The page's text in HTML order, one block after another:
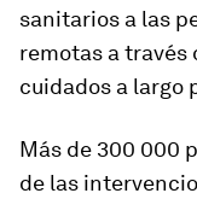
sanitarios a las
remotas a través
cuidados a largo
Más de 300 000
de las